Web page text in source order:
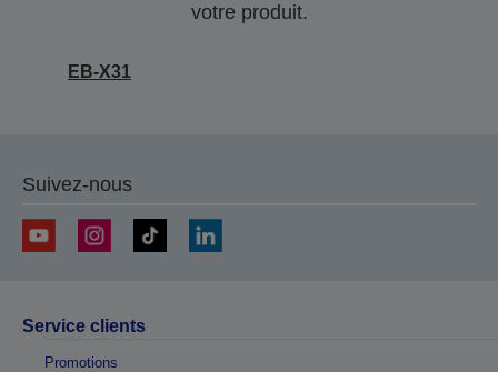
votre produit.
EB-X31
Suivez-nous
Service clients
Promotions